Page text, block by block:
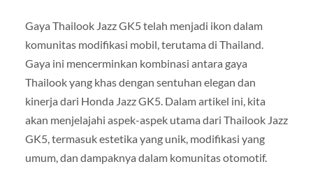
Gaya Thailook Jazz GK5 telah menjadi ikon dalam
komunitas modifikasi mobil, terutama di Thailand.
Gaya ini mencerminkan kombinasi antara gaya
Thailook yang khas dengan sentuhan elegan dan
kinerja dari Honda Jazz GK5. Dalam artikel ini, kita
akan menjelajahi aspek-aspek utama dari Thailook Jazz
GK5, termasuk estetika yang unik, modifikasi yang
umum, dan dampaknya dalam komunitas otomotif.